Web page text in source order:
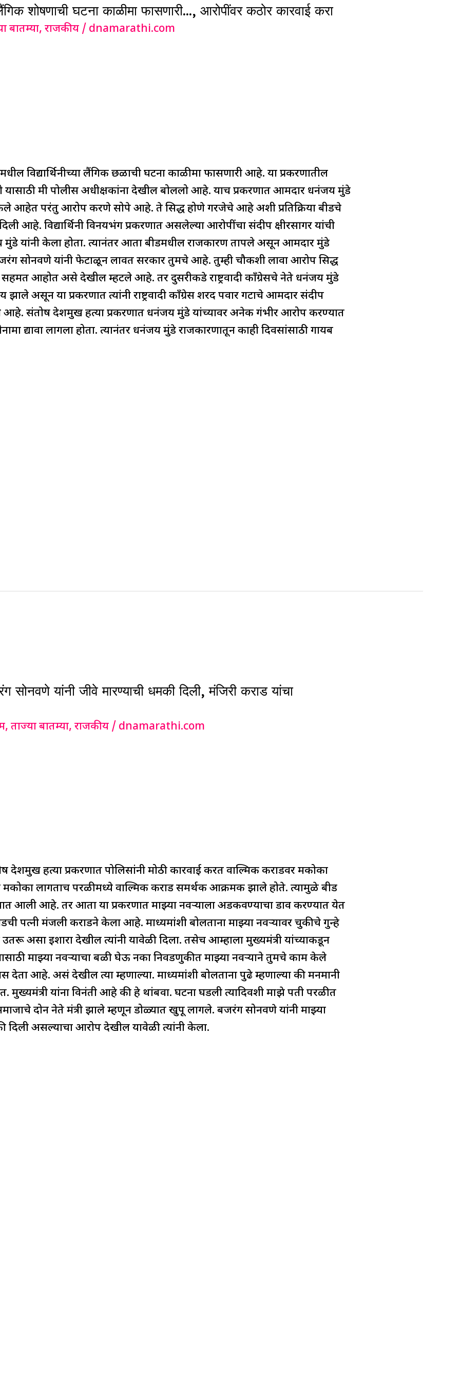
लैंगिक शोषणाची घटना काळीमा फासणारी…, आरोपींवर कठोर कारवाई करा
बातम्या,राजकीय / dnamarathi.com
विद्यार्थिनीच्या लैंगिक छळाची घटना काळीमा फासणारी आहे. या प्रकरणातील
यासाठी मी पोलीस अधीक्षकांना देखील बोललो आहे. याच प्रकरणात आमदार धनंजय मुंडे
केले आहेत परंतु आरोप करणे सोपे आहे. ते सिद्ध होणे गरजेचे आहे अशी प्रतिक्रिया बीडचे
आहे. विद्यार्थिनी विनयभंग प्रकरणात असलेल्या आरोपींचा संदीप क्षीरसागर यांची
यांनी केला होता. त्यानंतर आता बीडमधील राजकारण तापले असून आमदार मुंडे
सोनवणे यांनी फेटाळून लावत सरकार तुमचे आहे. तुम्ही चौकशी लावा आरोप सिद्ध
आहोत असे देखील म्हटले आहे. तर दुसरीकडे राष्ट्रवादी काँग्रेसचे नेते धनंजय मुंडे
झाले असून या प्रकरणात त्यांनी राष्ट्रवादी काँग्रेस शरद पवार गटाचे आमदार संदीप
आहे. संतोष देशमुख हत्या प्रकरणात धनंजय मुंडे यांच्यावर अनेक गंभीर आरोप करण्यात
द्यावा लागला होता. त्यानंतर धनंजय मुंडे राजकारणातून काही दिवसांसाठी गायब
यांनी जीवे मारण्याची धमकी दिली, मंजिरी कराड यांचा
,ताज्या बातम्या,राजकीय / dnamarathi.com
हत्या प्रकरणात पोलिसांनी मोठी कारवाई करत वाल्मिक कराडवर मकोका
लागताच परळीमध्ये वाल्मिक कराड समर्थक आक्रमक झाले होते. त्यामुळे बीड
आली आहे. तर आता या प्रकरणात माझ्या नवऱ्याला अडकवण्याचा डाव करण्यात येत
पत्नी मंजली कराडने केला आहे. माध्यमांशी बोलताना माझ्या नवऱ्यावर चुकीचे गुन्हे
असा इशारा देखील त्यांनी यावेळी दिला. तसेच आम्हाला मुख्यमंत्री यांच्याकडून
माझ्या नवऱ्याचा बळी घेऊ नका निवडणुकीत माझ्या नवऱ्याने तुमचे काम केले
देता आहे. असं देखील त्या म्हणाल्या. माध्यमांशी बोलताना पुढे म्हणाल्या की मनमानी
यांना विनंती आहे की हे थांबवा. घटना घडली त्यादिवशी माझे पती परळीत
दोन नेते मंत्री झाले म्हणून डोळ्यात खुपू लागले. बजरंग सोनवणे यांनी माझ्या
दिली असल्याचा आरोप देखील यावेळी त्यांनी केला.